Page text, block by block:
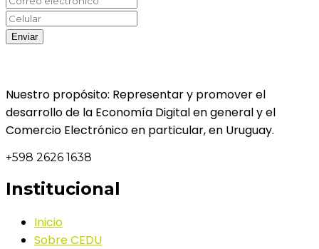
Nuestro propósito: Representar y promover el
desarrollo de la Economía Digital en general y el
Comercio Electrónico en particular, en Uruguay.
+598 2626 1638
Institucional
Inicio
Sobre CEDU